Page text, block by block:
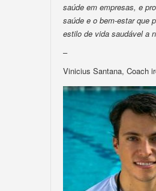
saúde em empresas, e
saúde e o bem-estar que
estilo de vida saudável a
–
Vinicius Santana, Coach